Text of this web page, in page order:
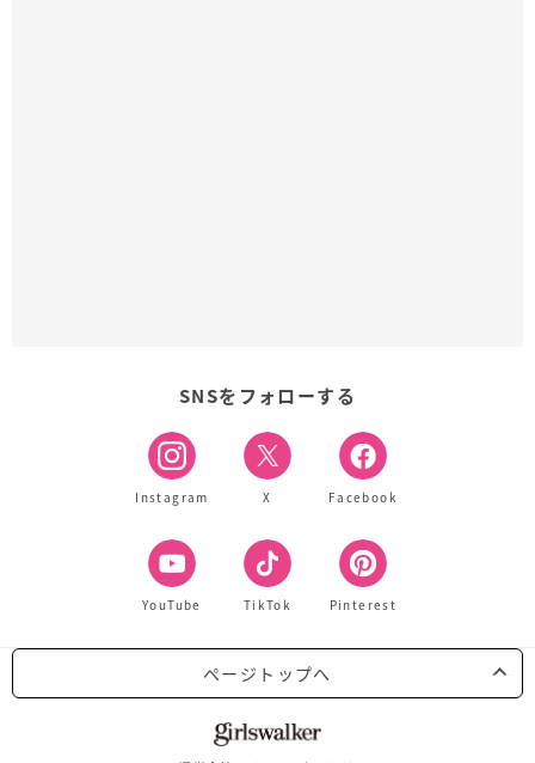
SNSをフォローする
Instagram X Facebook
YouTube TikTok Pinterest
ページトップへ